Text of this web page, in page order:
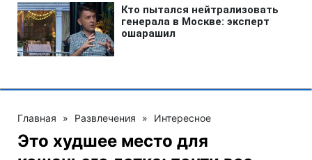
Главная » Развлечения » Интересное
Это худшее место для